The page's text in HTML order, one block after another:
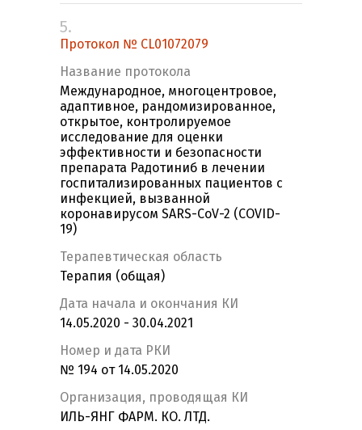
5.
Протокол № CL01072079
Название протокола
Международное, многоцентровое,
адаптивное, рандомизированное,
открытое, контролируемое
исследование для оценки
эффективности и безопасности
препарата Радотиниб в лечении
госпитализированных пациентов с
инфекцией, вызванной
коронавирусом SARS-CoV-2 (COVID-
19)
Терапевтическая область
Терапия (общая)
Дата начала и окончания КИ
14.05.2020 - 30.04.2021
Номер и дата РКИ
№ 194 от 14.05.2020
Организация, проводящая КИ
ИЛЬ-ЯНГ ФАРМ. КО. ЛТД.